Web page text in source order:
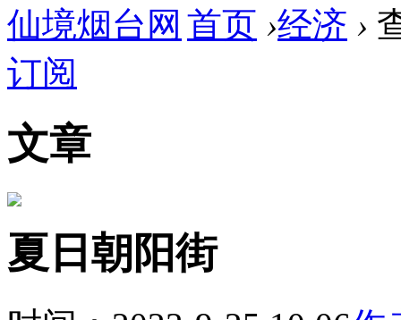
仙境烟台网 首页 ›经济 ›
订阅
文章
夏日朝阳街